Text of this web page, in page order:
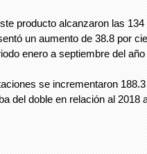
producto alcanzaron las 134
un aumento de 38.8 por
enero a septiembre del
se incrementaron
del doble en relación al 2018